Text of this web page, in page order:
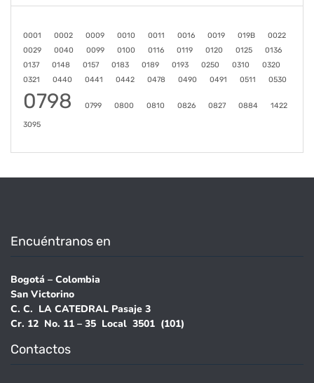
0001 0002 0009 0010 0011 0016 0019 019B
0022
0029
0040 0099 0100 0116 0119 0120 0125
0136
0137
0148 0157 0183 0189 0193 0250 0310
0320
0321
0440 0441 0442 0478 0490 0491 0511 0530
0798 0799 0800 0810 0826 0827 0884 1422
3095
Encuéntranos en
Bogotá – Colombia
San Victorino
C. C. LA CATEDRAL Pasaje 3
Cr. 12 No. 11 – 35 Local 3501 (101)
Contactos